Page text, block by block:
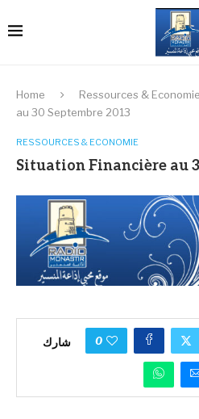
Home Ressources & Economie
au 30 Septembre 2013
RESSOURCES & ECONOMIE
Situation Financière au
شارك 0